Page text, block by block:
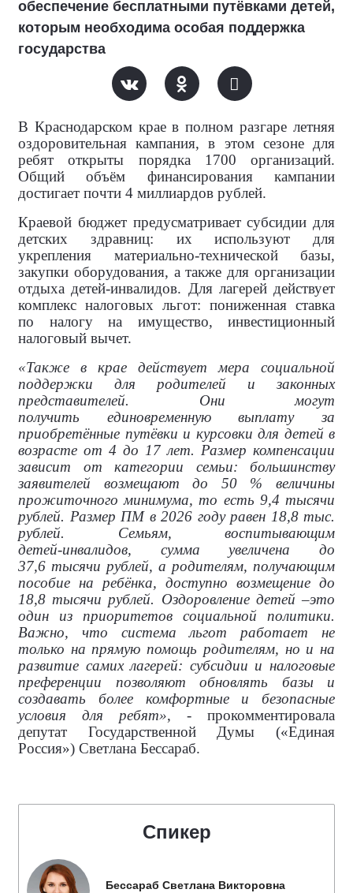
обеспечение бесплатными путёвками детей,
которым необходима особая поддержка
государства
В Краснодарском крае в полном разгаре летняя
оздоровительная кампания, в этом сезоне для
ребят открыты порядка 1700 организаций.
Общий объём финансирования кампании
достигает почти 4 миллиардов рублей.
Краевой бюджет предусматривает субсидии для
детских здравниц: их используют для
укрепления материально‑технической базы,
закупки оборудования, а также для организации
отдыха детей‑инвалидов. Для лагерей действует
комплекс налоговых льгот: пониженная ставка
по налогу на имущество, инвестиционный
налоговый вычет.
«Также в крае действует мера социальной
поддержки для родителей и законных
представителей. Они могут
получить единовременную выплату за
приобретённые путёвки и курсовки для детей в
возрасте от 4 до 17 лет. Размер компенсации
зависит от категории семьи: большинству
заявителей возмещают до 50 % величины
прожиточного минимума, то есть 9,4 тысячи
рублей. Размер ПМ в 2026 году равен 18,8 тыс.
рублей. Семьям, воспитывающим
детей‑инвалидов, сумма увеличена до
37,6 тысячи рублей, а родителям, получающим
пособие на ребёнка, доступно возмещение до
18,8 тысячи рублей. Оздоровление детей –это
один из приоритетов социальной политики.
Важно, что система льгот работает не
только на прямую помощь родителям, но и на
развитие самих лагерей: субсидии и налоговые
преференции позволяют обновлять базы и
создавать более комфортные и безопасные
условия для ребят», - прокомментировала
депутат Государственной Думы («Единая
Россия») Светлана Бессараб.
Спикер
Бессараб Светлана Викторовна